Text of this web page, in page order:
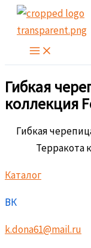
Перейти
содержимому
Гибкая
коллекция
Гибкая
Терракота
Каталог
ВК
k.dona61@mail.ru